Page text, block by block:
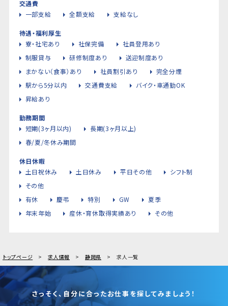
交通費
一部支給
全額支給 支給なし
待遇・福利厚生
寮・社宅あり
社保完備
社員登用あり
制服貸与
研修制度あり
送迎制度あり
まかない（食事）あり
社員割引あり
完全分煙
駅から5分以内
交通費支給
バイク・車通勤OK
昇給あり
勤務期間
短期(3ヶ月以内)
長期(3ヶ月以上)
春/夏/冬休み期間
休日休暇
土日祝休み
土日休み 平日その他
シフト制
その他
有休
慶弔 特別 GW
夏季
年末年始
産休・育休取得実績あり その他
トップページ 求人情報 静岡県 求人一覧
さっそく、自分に合ったお仕事を探してみましょう！